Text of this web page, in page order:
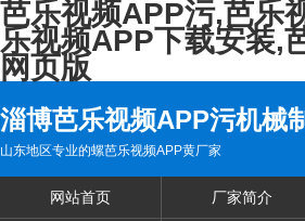
芭乐视频APP污,芭乐
乐视频APP下载安装,
网页版
淄博芭乐视频APP污机械
山东地区专业的螺芭乐视频APP黄厂家
网站首页 厂家简介